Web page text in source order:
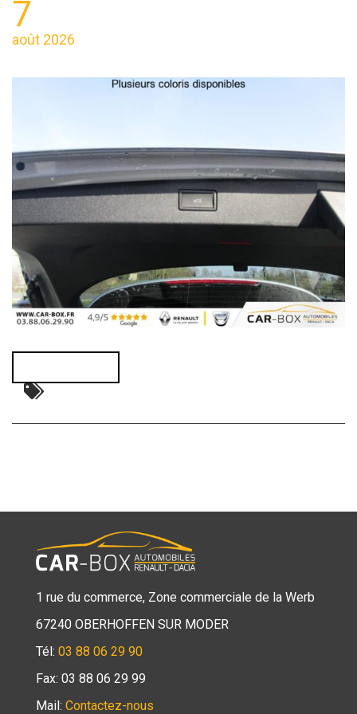
7
août 2026
1 rue du commerce, Zone commerciale de la Werb
67240 OBERHOFFEN SUR MODER
Tél: 03 88 06 29 90
Fax: 03 88 06 29 99
Mail: Contactez-nous